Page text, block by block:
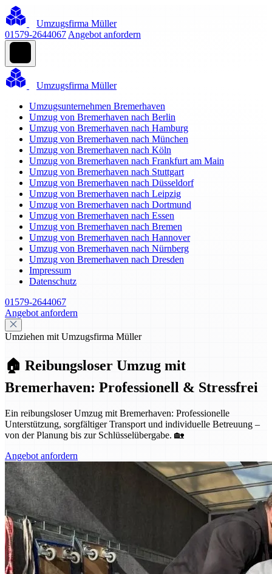
Umzugsfirma Müller
01579-2644067 Angebot anfordern
Umzugsfirma Müller
Umzugsunternehmen Bremerhaven
Umzug von Bremerhaven nach Berlin
Umzug von Bremerhaven nach Hamburg
Umzug von Bremerhaven nach München
Umzug von Bremerhaven nach Köln
Umzug von Bremerhaven nach Frankfurt am Main
Umzug von Bremerhaven nach Stuttgart
Umzug von Bremerhaven nach Düsseldorf
Umzug von Bremerhaven nach Leipzig
Umzug von Bremerhaven nach Dortmund
Umzug von Bremerhaven nach Essen
Umzug von Bremerhaven nach Bremen
Umzug von Bremerhaven nach Hannover
Umzug von Bremerhaven nach Nürnberg
Umzug von Bremerhaven nach Dresden
Impressum
Datenschutz
01579-2644067
Angebot anfordern
Umziehen mit Umzugsfirma Müller
🏠 Reibungsloser Umzug mit
Bremerhaven: Professionell & Stressfrei
Ein reibungsloser Umzug mit Bremerhaven: Professionelle
Unterstützung, sorgfältiger Transport und individuelle Betreuung –
von der Planung bis zur Schlüsselübergabe. 🏡
Angebot anfordern